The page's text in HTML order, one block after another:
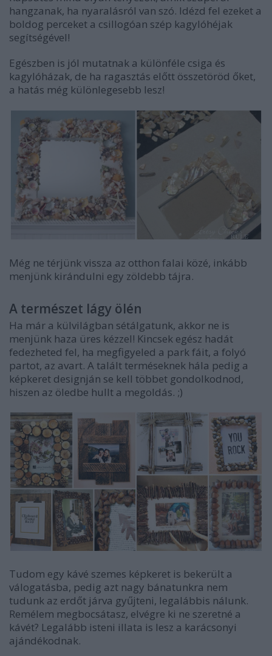
hangzanak, ha nyaralásról van szó. Idézd fel ezeket a
boldog perceket a csillogóan szép kagylóhéjak
segítségével!
Egészben is jól mutatnak a különféle csiga és
kagylóházak, de ha ragasztás előtt összetöröd őket,
a hatás még különlegesebb lesz!
Még ne térjünk vissza az otthon falai közé, inkább
menjünk kirándulni egy zöldebb tájra.
A természet lágy ölén
Ha már a külvilágban sétálgatunk, akkor ne is
menjünk haza üres kézzel! Kincsek egész hadát
fedezheted fel, ha megfigyeled a park fáit, a folyó
partot, az avart. A talált terméseknek hála pedig a
képkeret designján se kell többet gondolkodnod,
hiszen az öledbe hullt a megoldás. ;)
Tudom egy kávé szemes képkeret is bekerült a
válogatásba, pedig azt nagy bánatunkra nem
tudunk az erdőt járva gyűjteni, legalábbis nálunk.
Remélem megbocsátasz, elvégre ki ne szeretné a
kávét? Legalább isteni illata is lesz a karácsonyi
ajándékodnak.